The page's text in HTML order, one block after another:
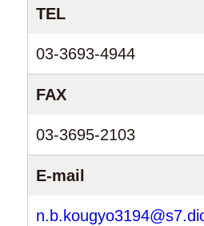
TEL
03-3693-4944
FAX
03-3695-2103
E-mail